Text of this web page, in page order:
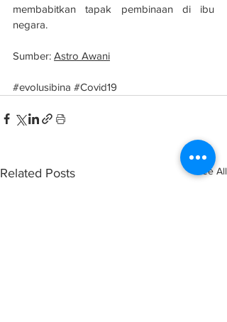
membabitkan tapak pembinaan di ibu
negara.
Sumber: Astro Awani
#evolusibina #Covid19
Related Posts See All